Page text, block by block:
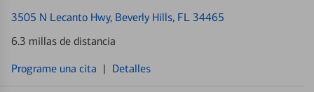
3505 N Lecanto Hwy, Beverly Hills, FL 34465
6.3 millas de distancia
Programe una cita | Detalles